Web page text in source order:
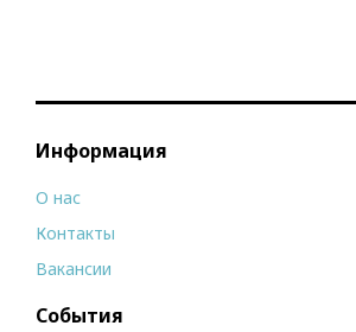
Информация
О нас
Контакты
Вакансии
События